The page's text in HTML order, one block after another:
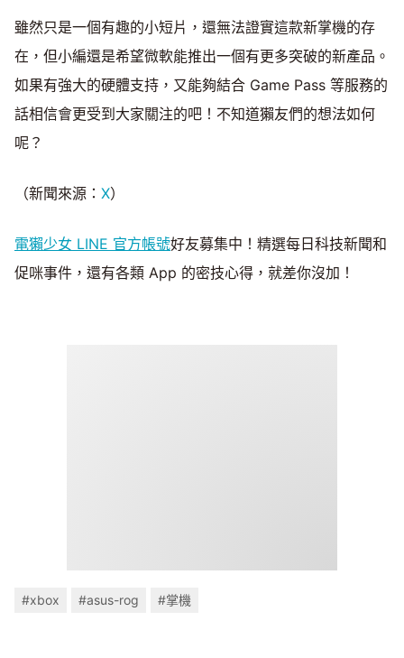
雖然只是一個有趣的小短片，還無法證實這款新掌機的存
在，但小編還是希望微軟能推出一個有更多突破的新產品。
如果有強大的硬體支持，又能夠結合 Game Pass 等服務的
話相信會更受到大家關注的吧！不知道獺友們的想法如何
呢？
（新聞來源： X）
電獺少女 LINE 官方帳號好友募集中！精選每日科技新聞和
促咪事件，還有各類 App 的密技心得，就差你沒加！
#xbox #asus-rog #掌機